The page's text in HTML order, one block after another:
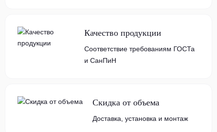
Качество продукции
Соответствие требованиям ГОСТа
и СанПиН
Скидка от объема
Доставка, установка и монтаж